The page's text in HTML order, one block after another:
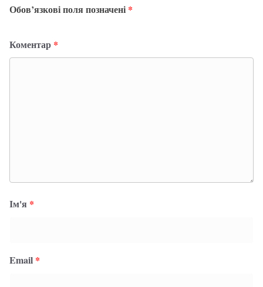
Обов’язкові поля позначені *
Коментар *
Ім'я *
Email *